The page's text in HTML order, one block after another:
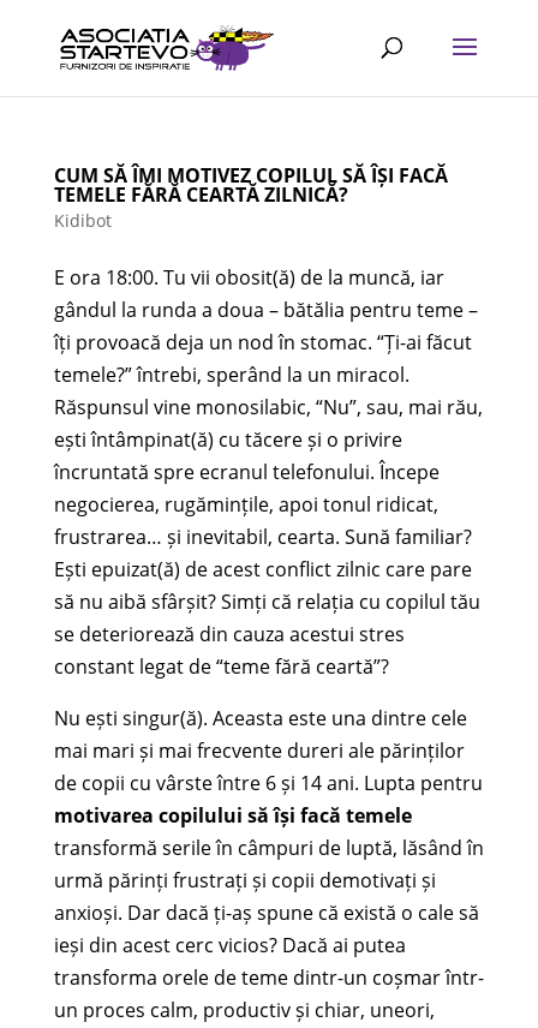
CUM SĂ ÎMI MOTIVEZ COPILUL SĂ ÎȘI FACĂ
TEMELE FĂRĂ CEARTĂ ZILNICĂ?
Kidibot
E ora 18:00. Tu vii obosit(ă) de la muncă, iar
gândul la runda a doua – bătălia pentru teme –
îți provoacă deja un nod în stomac. “Ți-ai făcut
temele?” întrebi, sperând la un miracol.
Răspunsul vine monosilabic, “Nu”, sau, mai rău,
ești întâmpinat(ă) cu tăcere și o privire
încruntată spre ecranul telefonului. Începe
negocierea, rugămințile, apoi tonul ridicat,
frustrarea… și inevitabil, cearta. Sună familiar?
Ești epuizat(ă) de acest conflict zilnic care pare
să nu aibă sfârșit? Simți că relația cu copilul tău
se deteriorează din cauza acestui stres
constant legat de “teme fără ceartă”?
Nu ești singur(ă). Aceasta este una dintre cele
mai mari și mai frecvente dureri ale părinților
de copii cu vârste între 6 și 14 ani. Lupta pentru
motivarea copilului să își facă temele
transformă serile în câmpuri de luptă, lăsând în
urmă părinți frustrați și copii demotivați și
anxioși. Dar dacă ți-aș spune că există o cale să
ieși din acest cerc vicios? Dacă ai putea
transforma orele de teme dintr-un coșmar într-
un proces calm, productiv și chiar, uneori,